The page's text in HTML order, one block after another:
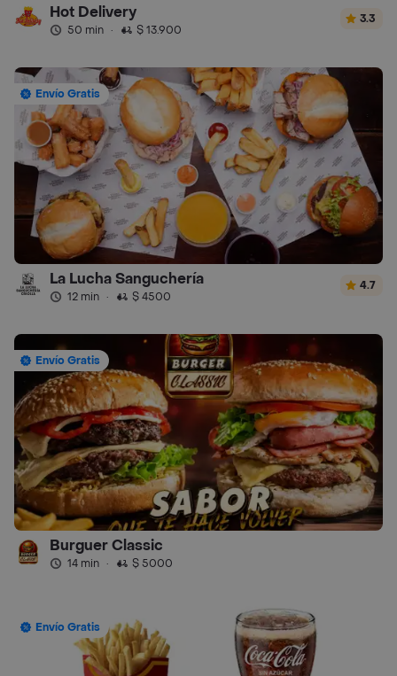
Hot Delivery
50 min · $ 13.900
3.3
Envío Gratis
La Lucha Sanguchería
12 min · $ 4500
4.7
Envío Gratis
Burguer Classic
14 min · $ 5000
Envío Gratis